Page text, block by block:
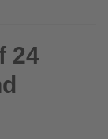
24